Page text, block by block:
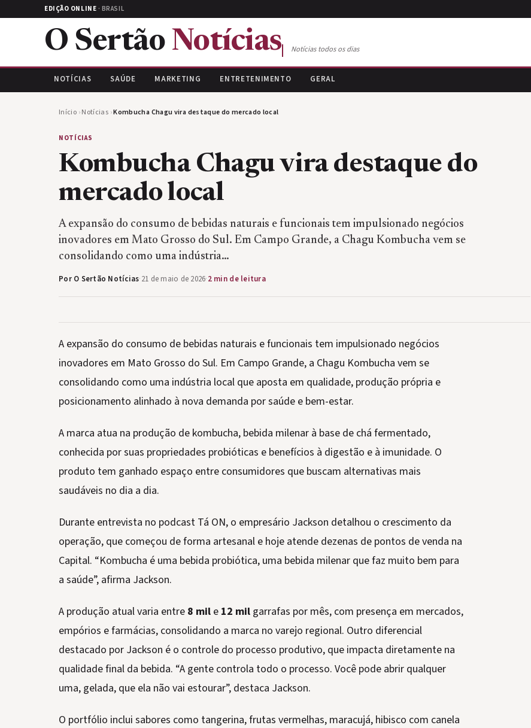
EDIÇÃO ONLINE · BRASIL
O Sertão Notícias Notícias todos os dias
NOTÍCIAS SAÚDE MARKETING ENTRETENIMENTO GERAL
Início ›Notícias ›Kombucha Chagu vira destaque do mercado local
NOTÍCIAS
Kombucha Chagu vira destaque do
mercado local
A expansão do consumo de bebidas naturais e funcionais tem impulsionado negócios
inovadores em Mato Grosso do Sul. Em Campo Grande, a Chagu Kombucha vem se
consolidando como uma indústria…
Por O Sertão Notícias·21 de maio de 2026·2 min de leitura
A expansão do consumo de bebidas naturais e funcionais tem impulsionado negócios
inovadores em Mato Grosso do Sul. Em Campo Grande, a Chagu Kombucha vem se
consolidando como uma indústria local que aposta em qualidade, produção própria e
posicionamento alinhado à nova demanda por saúde e bem-estar.
A marca atua na produção de kombucha, bebida milenar à base de chá fermentado,
conhecida por suas propriedades probióticas e benefícios à digestão e à imunidade. O
produto tem ganhado espaço entre consumidores que buscam alternativas mais
saudáveis no dia a dia.
Durante entrevista no podcast Tá ON, o empresário Jackson detalhou o crescimento da
operação, que começou de forma artesanal e hoje atende dezenas de pontos de venda na
Capital. “Kombucha é uma bebida probiótica, uma bebida milenar que faz muito bem para
a saúde”, afirma Jackson.
A produção atual varia entre 8 mil e 12 mil garrafas por mês, com presença em mercados,
empórios e farmácias, consolidando a marca no varejo regional. Outro diferencial
destacado por Jackson é o controle do processo produtivo, que impacta diretamente na
qualidade final da bebida. “A gente controla todo o processo. Você pode abrir qualquer
uma, gelada, que ela não vai estourar”, destaca Jackson.
O portfólio inclui sabores como tangerina, frutas vermelhas, maracujá, hibisco com canela